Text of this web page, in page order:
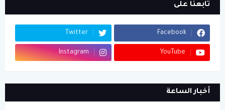
تابعنا على
Facebook
Twitter
YouTube
Instagram
أخبار الساعة